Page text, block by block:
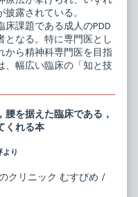
露されている。
課題である成人のPDD
となる。特に専門医とし
から精神科専門医を目指
、幅広い臨床の「知と技
を据えた臨床である，
くれる本
り
クリニック むすびめ /